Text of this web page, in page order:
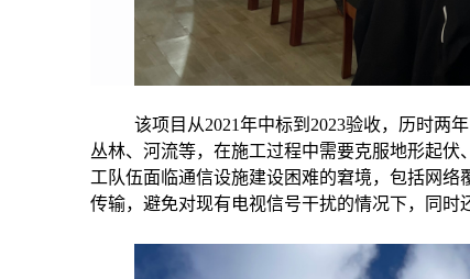
该项目从2021年中标到2023验收，历时两
丛林、河流等，在施工过程中需要克服地形起
工队伍面临通信设施建设困难的窘境，包括网
传输，避免对现有电视信号干扰的情况下，同时